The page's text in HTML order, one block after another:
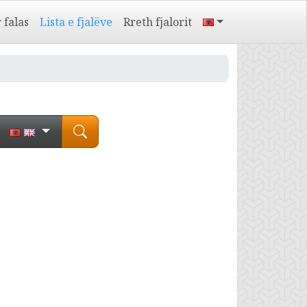
falas Lista e fjalëve Rreth fjalorit